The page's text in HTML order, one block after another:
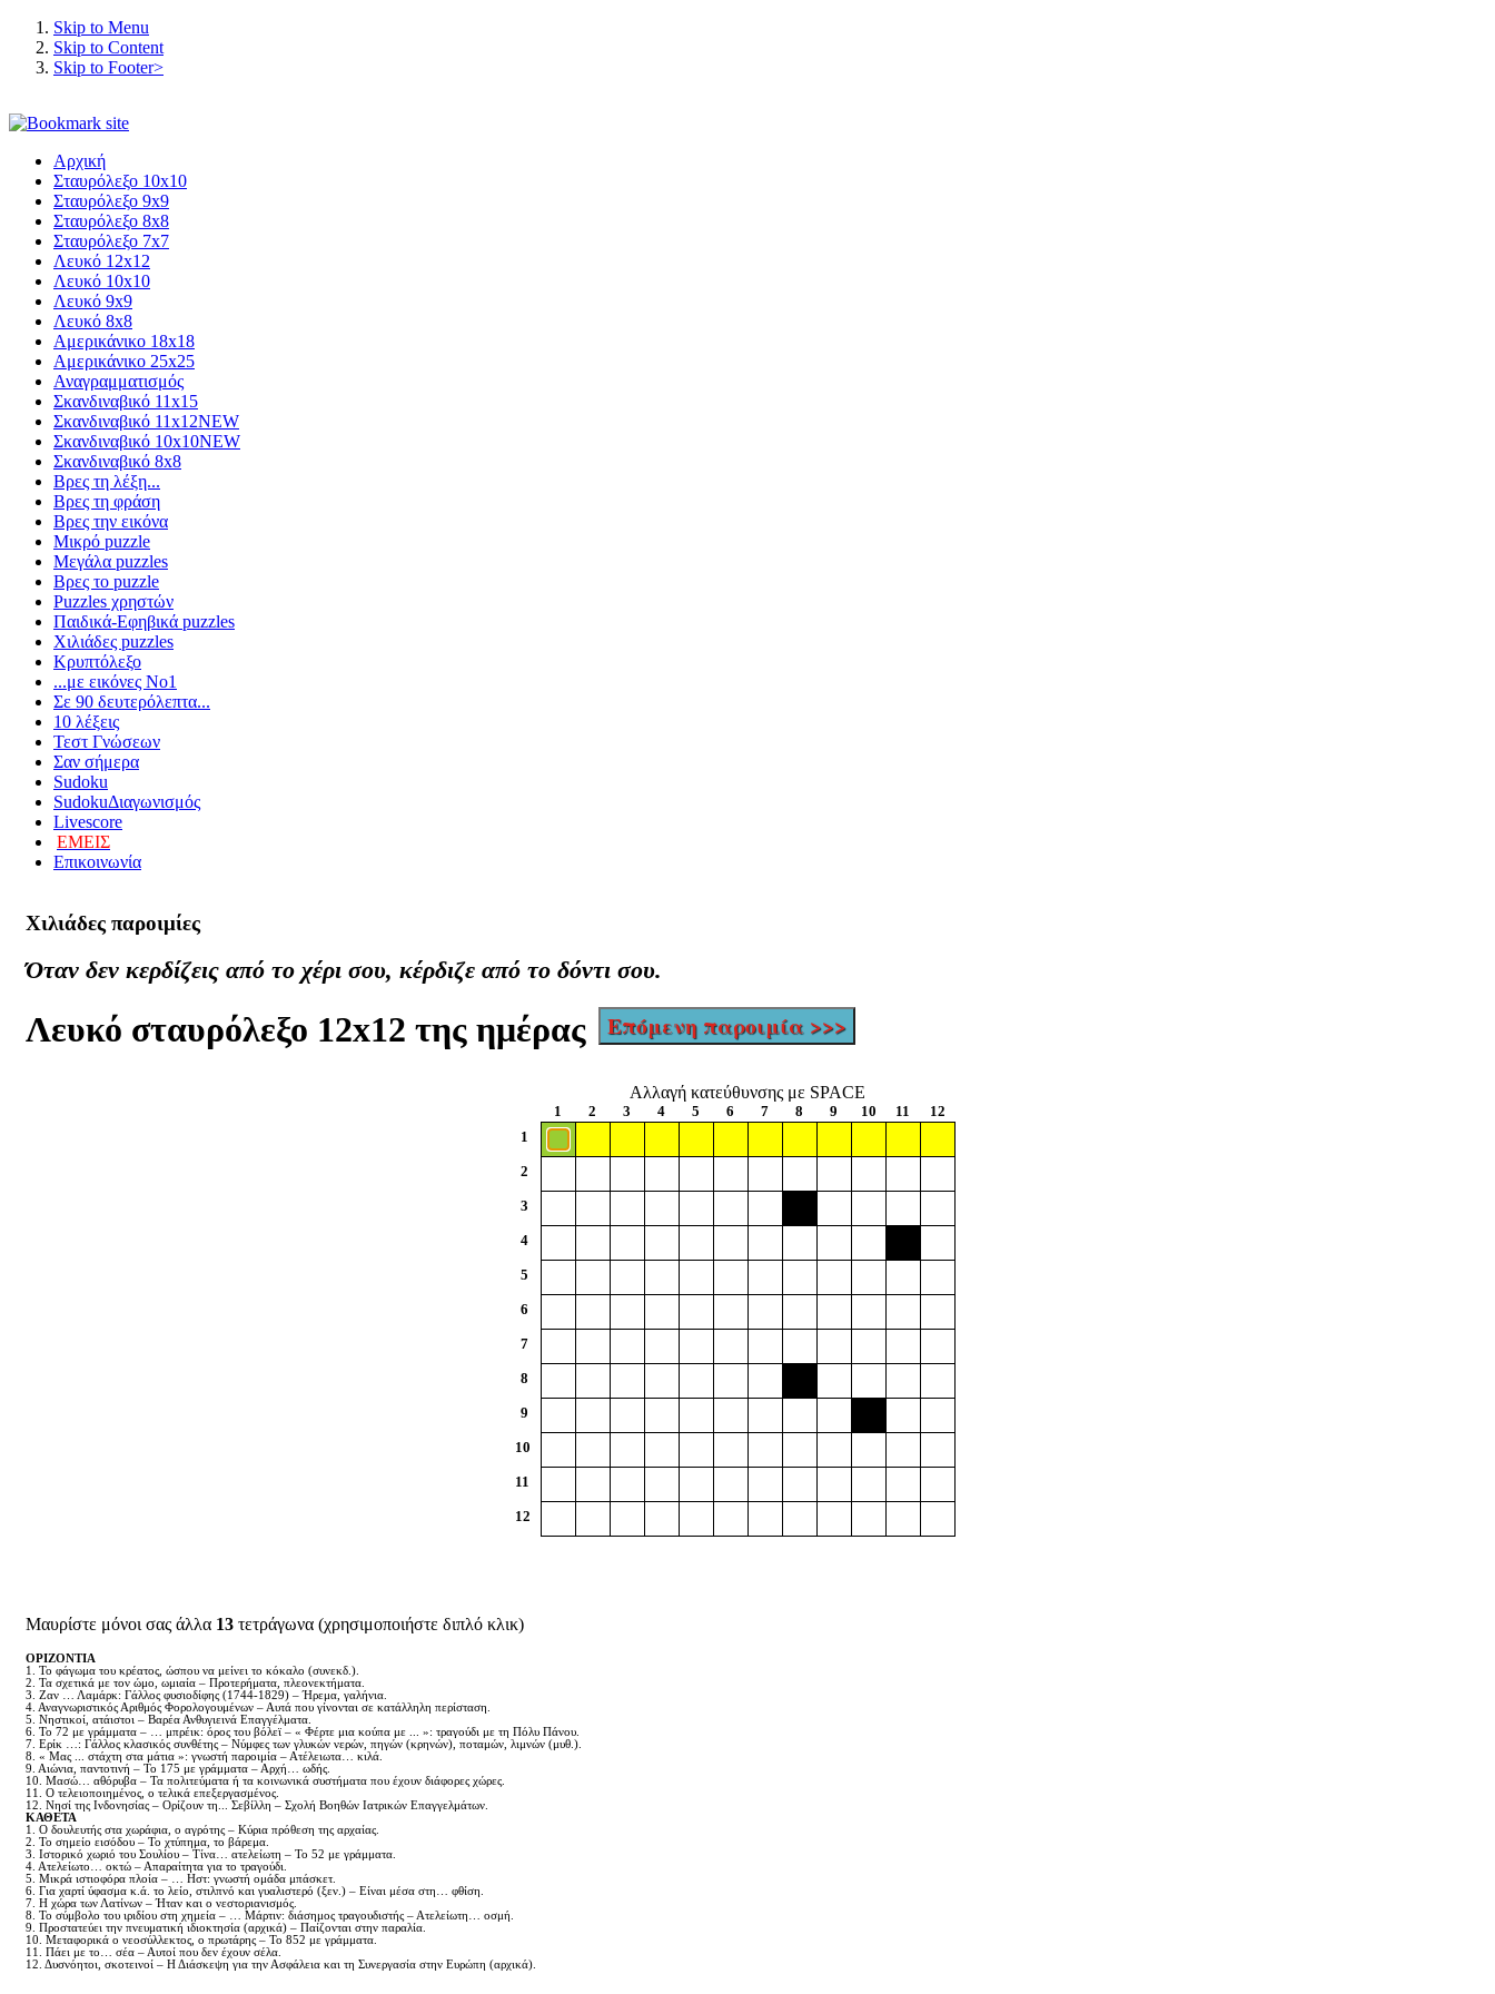
Skip to Menu
Skip to Content
Skip to Footer>
Αρχική
Σταυρόλεξο 10x10
Σταυρόλεξο 9x9
Σταυρόλεξο 8x8
Σταυρόλεξο 7x7
Λευκό 12x12
Λευκό 10x10
Λευκό 9x9
Λευκό 8x8
Αμερικάνικο 18x18
Αμερικάνικο 25x25
Αναγραμματισμός
Σκανδιναβικό 11x15
Σκανδιναβικό 11x12NEW
Σκανδιναβικό 10x10NEW
Σκανδιναβικό 8x8
Βρες τη λέξη...
Βρες τη φράση
Βρες την εικόνα
Μικρό puzzle
Μεγάλα puzzles
Βρες το puzzle
Puzzles χρηστών
Παιδικά-Εφηβικά puzzles
Χιλιάδες puzzles
Κρυπτόλεξο
...με εικόνες Νο1
Σε 90 δευτερόλεπτα...
10 λέξεις
Τεστ Γνώσεων
Σαν σήμερα
Sudoku
SudokuΔιαγωνισμός
Livescore
ΕΜΕΙΣ
Επικοινωνία
Χιλιάδες παροιμίες
Όταν δεν κερδίζεις από το χέρι σου, κέρδιζε από το δόντι σου.
Επόμενη παροιμία >>>
Λευκό σταυρόλεξο 12x12 της ημέρας
Μαυρίστε μόνοι σας άλλα 13 τετράγωνα (χρησιμοποιήστε διπλό κλικ)
ΟΡΙΖΟΝΤΙΑ
1. Το φάγωμα του κρέατος, ώσπου να μείνει το κόκαλο (συνεκδ.).
2. Τα σχετικά με τον ώμο, ωμιαία – Προτερήματα, πλεονεκτήματα.
3. Ζαν … Λαμάρκ: Γάλλος φυσιοδίφης (1744-1829) – Ήρεμα, γαλήνια.
4. Αναγνωριστικός Αριθμός Φορολογουμένων – Αυτά που γίνονται σε κατάλληλη περίσταση.
5. Νηστικοί, ατάιστοι – Βαρέα Ανθυγιεινά Επαγγέλματα.
6. Το 72 με γράμματα – … μπρέικ: όρος του βόλεϊ – « Φέρτε μια κούπα με ... »: τραγούδι με τη Πόλυ Πάνου.
7. Ερίκ …: Γάλλος κλασικός συνθέτης – Νύμφες των γλυκών νερών, πηγών (κρηνών), ποταμών, λιμνών (μυθ.).
8. « Μας ... στάχτη στα μάτια »: γνωστή παροιμία – Ατέλειωτα… κιλά.
9. Αιώνια, παντοτινή – Το 175 με γράμματα – Αρχή… ωδής.
10. Μασώ… αθόρυβα – Τα πολιτεύματα ή τα κοινωνικά συστήματα που έχουν διάφορες χώρες.
11. Ο τελειοποιημένος, ο τελικά επεξεργασμένος.
12. Νησί της Ινδονησίας – Ορίζουν τη... Σεβίλλη – Σχολή Βοηθών Ιατρικών Επαγγελμάτων.
ΚΑΘΕΤΑ
1. Ο δουλευτής στα χωράφια, ο αγρότης – Κύρια πρόθεση της αρχαίας.
2. Το σημείο εισόδου – Το χτύπημα, το βάρεμα.
3. Ιστορικό χωριό του Σουλίου – Τίνα… ατελείωτη – Το 52 με γράμματα.
4. Ατελείωτο… οκτώ – Απαραίτητα για το τραγούδι.
5. Μικρά ιστιοφόρα πλοία – … Ηστ: γνωστή ομάδα μπάσκετ.
6. Για χαρτί ύφασμα κ.ά. το λείο, στιλπνό και γυαλιστερό (ξεν.) – Είναι μέσα στη… φθίση.
7. Η χώρα των Λατίνων – Ήταν και ο νεστοριανισμός.
8. Το σύμβολο του ιριδίου στη χημεία – … Μάρτιν: διάσημος τραγουδιστής – Ατελείωτη… οσμή.
9. Προστατεύει την πνευματική ιδιοκτησία (αρχικά) – Παίζονται στην παραλία.
10. Μεταφορικά ο νεοσύλλεκτος, ο πρωτάρης – Το 852 με γράμματα.
11. Πάει με το… σέα – Αυτοί που δεν έχουν σέλα.
12. Δυσνόητοι, σκοτεινοί – Η Διάσκεψη για την Ασφάλεια και τη Συνεργασία στην Ευρώπη (αρχικά).